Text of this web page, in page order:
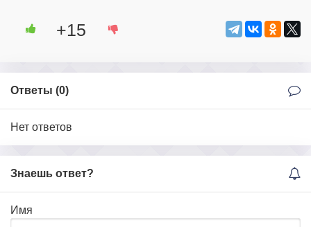
+15
Ответы (0)
Нет ответов
Знаешь ответ?
Имя